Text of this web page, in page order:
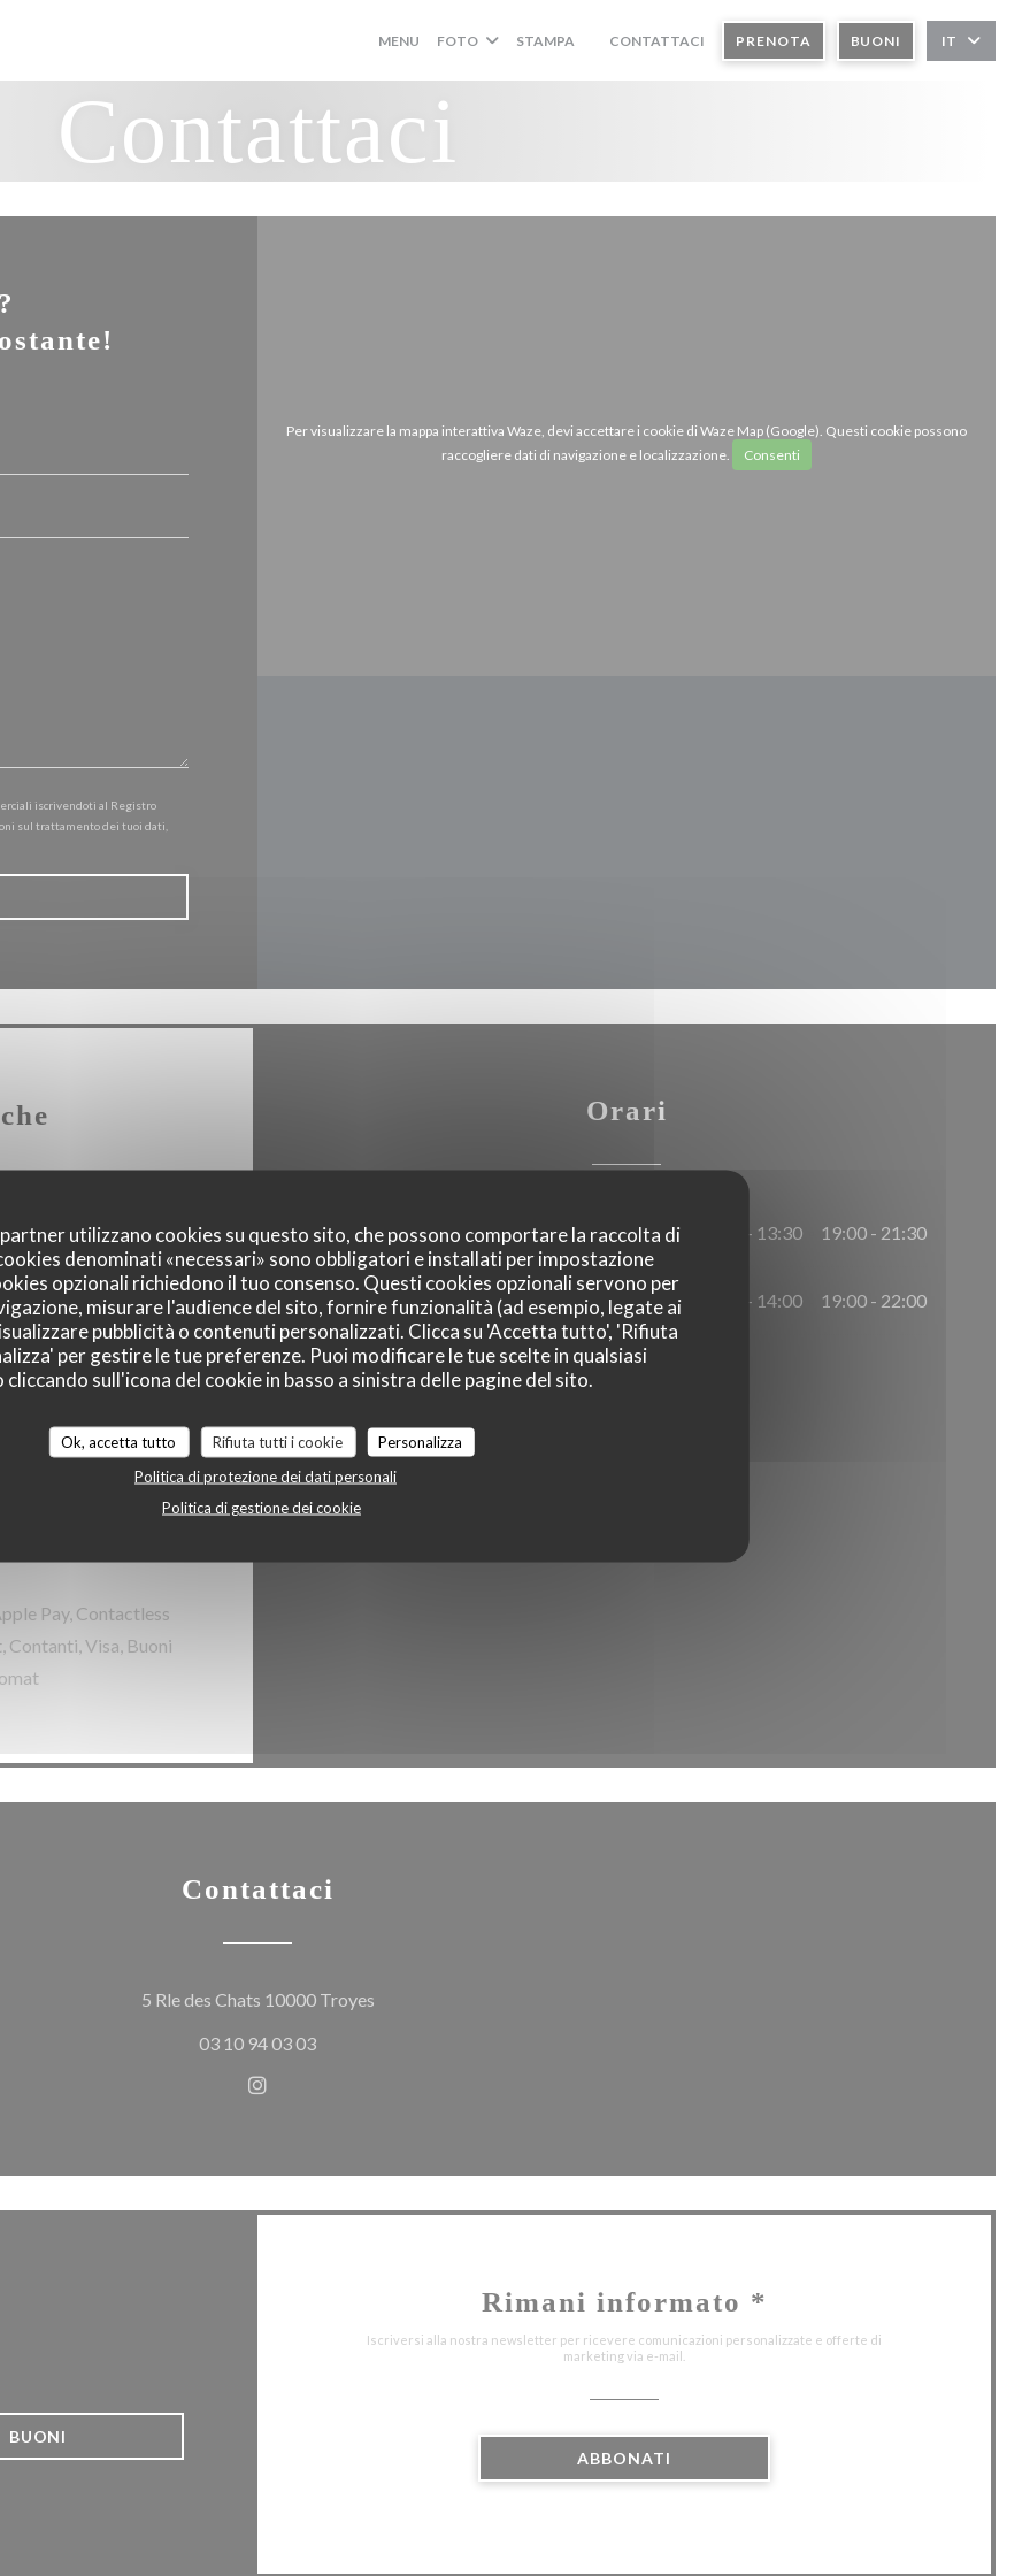
utilizzano cookies su questo sito, che possono comportare la raccolta di
denominati «necessari» sono obbligatori e installati per impostazione
opzionali richiedono il tuo consenso. Questi cookies opzionali servono per
misurare l'audience del sito, fornire funzionalità (ad esempio, legate ai
pubblicità o contenuti personalizzati. Clicca su 'Accetta tutto', 'Rifiuta
per gestire le tue preferenze. Puoi modificare le tue scelte in qualsiasi
cliccando sull'icona del cookie in basso a sinistra delle pagine del sito.
Ok, accetta tutto Rifiuta tutti i cookie
Personalizza
Politica di protezione dei dati personali
Politica di gestione dei cookie
MENU FOTO STAMPA
((APRE UNA NUOVA FINESTRA))
CONTATTACI PRENOTA BUONI IT
Contattaci
iscrivendoti al Registro
sul trattamento dei tuoi dati,
Per visualizzare la mappa interattiva Waze, devi accettare i cookie di Waze Map (Google). Questi cookie possono
raccogliere dati di navigazione e localizzazione.
Consenti
Fatto in casa,
condizionata, Accesso
Pay, Contactless
Visa, Buoni
Orari
Lun -Ven 12:00 - 13:30 19:00 - 21:30
Sab-Dom 12:00 - 14:00 19:00 - 22:00
Contattaci
5 Rle des Chats 10000 Troyes((apre una nuova finestra))
03 10 94 03 03
Instagram ((apre una nuova finestra))
BUONI
Rimani informato *
Iscriversi alla nostra newsletter per ricevere comunicazioni personalizzate e offerte di
marketing via e-mail.
ABBONATI